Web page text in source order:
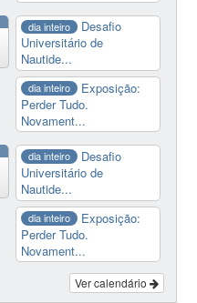
dia inteiro
Desafio
Universitário de
Nautide...
dia inteiro
Exposição:
Perder Tudo.
Novament...
dia inteiro
Desafio
Universitário de
Nautide...
dia inteiro
Exposição:
Perder Tudo.
Novament...
Ver calendário